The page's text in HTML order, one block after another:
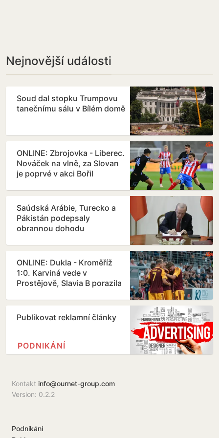
Nejnovější události
Soud dal stopku Trumpovu
tanečnímu sálu v Bílém domě
ONLINE: Zbrojovka - Liberec.
Nováček na vlně, za Slovan
je poprvé v akci Bořil
Saúdská Arábie, Turecko a
Pákistán podepsaly
obrannou dohodu
ONLINE: Dukla - Kroměříž
1:0. Karviná vede v
Prostějově, Slavia B porazila
Publikovat reklamní články
PODNIKÁNÍ
Kontakt info@ournet-group.com
Version: 0.2.2
Podnikání